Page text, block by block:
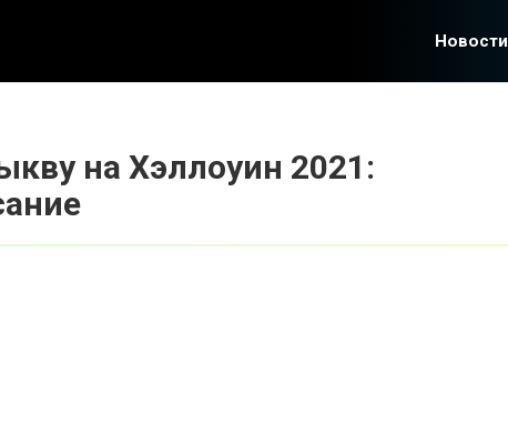
Новости
на Хэллоуин 2021: